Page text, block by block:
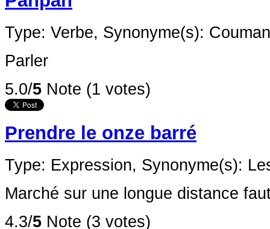
Type: Verbe, Synonyme(s): Couman
Parler
5.0/5 Note (1 votes)
Prendre le onze barré
Type: Expression, Synonyme(s):
Marché sur une longue distance
4.3/5 Note (3 votes)